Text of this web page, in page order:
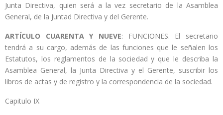
Junta Directiva, quien será a la vez secretario de la Asamblea
General, de la Juntad Directiva y del Gerente.
ARTÍCULO CUARENTA Y NUEVE: FUNCIONES. El secretario
tendrá a su cargo, además de las funciones que le señalen los
Estatutos, los reglamentos de la sociedad y que le describa la
Asamblea General, la Junta Directiva y el Gerente, suscribir los
libros de actas y de registro y la correspondencia de la sociedad.
Capitulo IX